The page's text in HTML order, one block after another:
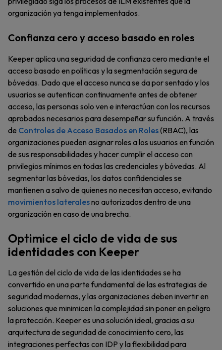
organización ya tenga implementados.
Confianza cero y acceso basado en roles
Keeper aplica una seguridad de confianza cero mediante el
acceso basado en políticas y la segmentación segura de
bóvedas. Dado que el acceso nunca se da por sentado y los
usuarios se autentican continuamente antes de obtener
acceso, las personas solo ven e interactúan con los recursos
aprobados necesarios para desempeñar su función. A través
de Controles de Acceso Basados en Roles(RBAC), las
organizaciones pueden asignar roles a los usuarios en función
de sus responsabilidades y hacer cumplir el acceso con
privilegios mínimos en todas las credenciales y bóvedas. Al
segmentar las bóvedas, los datos confidenciales se
mantienen a salvo de quienes no necesitan acceso, evitando
movimientos lateralesno autorizados dentro de una
organización en caso de una brecha.
Optimice el ciclo de vida de sus
identidades con Keeper
La gestión del ciclo de vida de las identidades se ha
convertido en una parte fundamental de las estrategias de
seguridad modernas, y las organizaciones deben invertir en
soluciones que minimicen la complejidad sin poner en peligro
la protección. Keeper es una solución ideal, gracias a su
arquitectura de seguridad de conocimiento cero, las
integraciones perfectas con IDP y la flexibilidad para